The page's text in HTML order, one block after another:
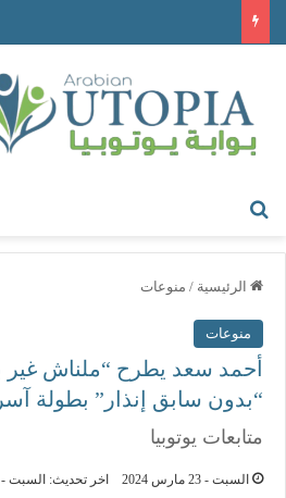
الرئيسية / منوعات
منوعات
أحمد سعد يطرح “ملناش
“بدون سابق إنذار” بطولة آسر
متابعات يوتوبيا
السبت - 23 مارس 2024 اخر تحديث: السبت - 23 مارس 2024